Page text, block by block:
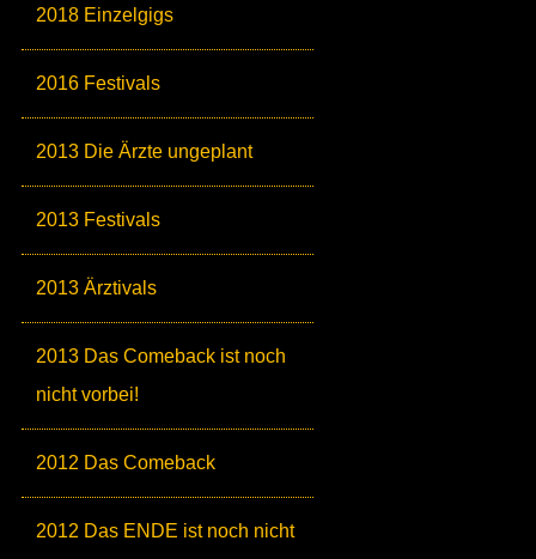
2018 Einzelgigs
2016 Festivals
2013 Die Ärzte ungeplant
2013 Festivals
2013 Ärztivals
2013 Das Comeback ist noch
nicht vorbei!
2012 Das Comeback
2012 Das ENDE ist noch nicht